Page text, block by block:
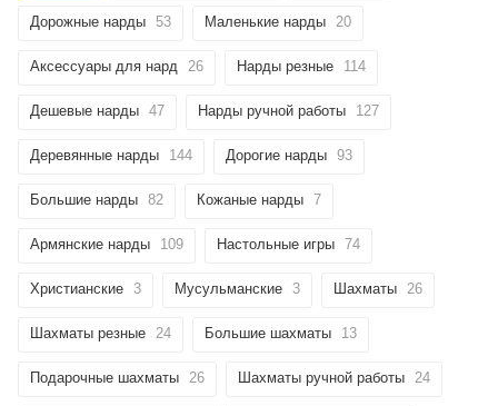
Дорожные нарды 53 Маленькие нарды 20
Аксессуары для нард 26 Нарды резные 114
Дешевые нарды 47 Нарды ручной работы 127
Деревянные нарды 144 Дорогие нарды 93
Большие нарды 82 Кожаные нарды 7
Армянские нарды 109 Настольные игры 74
Христианские 3 Мусульманские 3 Шахматы 26
Шахматы резные 24 Большие шахматы 13
Подарочные шахматы 26 Шахматы ручной работы 24